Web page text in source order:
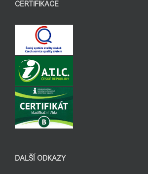
CERTIFIKACE
DALŠÍ ODKAZY